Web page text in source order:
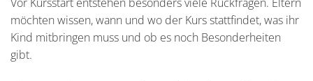
möchten wissen, wann und wo der Kurs stattfindet, was ihr
Kind mitbringen muss und ob es noch Besonderheiten
gibt.